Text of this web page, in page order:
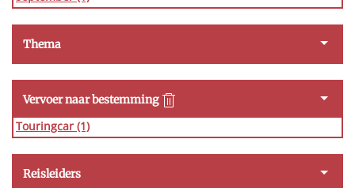
Thema
Vervoer naar bestemming
Touringcar (1)
Reisleiders